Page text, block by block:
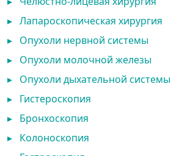
▸ Лапароскопическая хирургия
▸ Опухоли нервной системы
▸ Опухоли молочной железы
▸ Опухоли дыхательной системы
▸ Гистероскопия
▸ Бронхоскопия
▸ Колоноскопия